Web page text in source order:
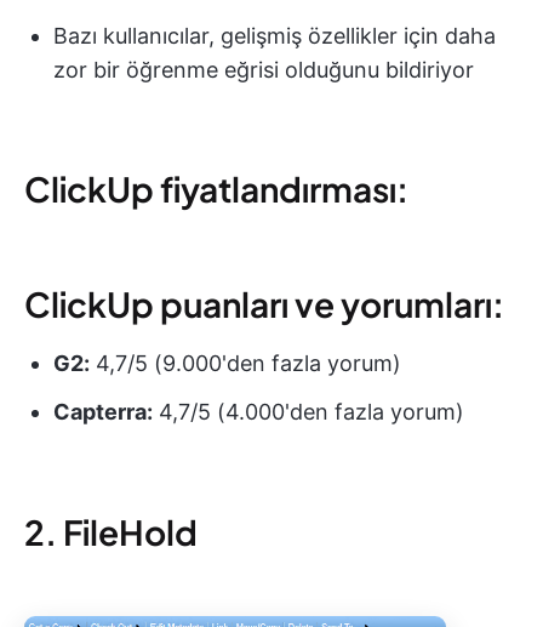
Bazı kullanıcılar, gelişmiş özellikler için daha
zor bir öğrenme eğrisi olduğunu bildiriyor
ClickUp fiyatlandırması:
ClickUp puanları ve yorumları:
G2: 4,7/5 (9.000'den fazla yorum)
Capterra: 4,7/5 (4.000'den fazla yorum)
2. FileHold